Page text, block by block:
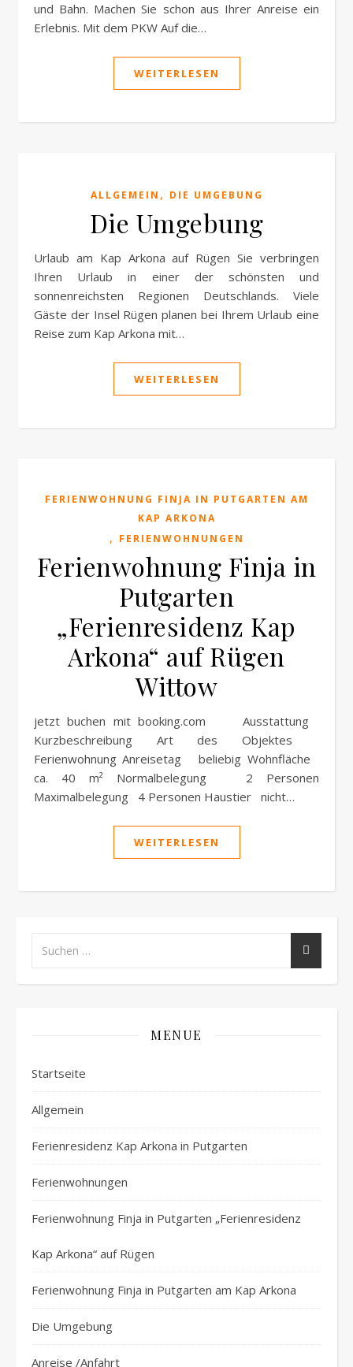
und Bahn. Machen Sie schon aus Ihrer Anreise ein
Erlebnis. Mit dem PKW Auf die…
WEITERLESEN
ALLGEMEIN , DIE UMGEBUNG
Die Umgebung
Urlaub am Kap Arkona auf Rügen Sie verbringen
Ihren Urlaub in einer der schönsten und
sonnenreichsten Regionen Deutschlands. Viele
Gäste der Insel Rügen planen bei Ihrem Urlaub eine
Reise zum Kap Arkona mit…
WEITERLESEN
FERIENWOHNUNG FINJA IN PUTGARTEN AM
KAP ARKONA
, FERIENWOHNUNGEN
Ferienwohnung Finja in
Putgarten
„Ferienresidenz Kap
Arkona“ auf Rügen
Wittow
jetzt buchen mit booking.com Ausstattung
Kurzbeschreibung Art des Objektes
Ferienwohnung Anreisetag beliebig Wohnfläche
ca. 40 m² Normalbelegung 2 Personen
Maximalbelegung 4 Personen Haustier nicht…
WEITERLESEN
MENUE
Startseite
Allgemein
Ferienresidenz Kap Arkona in Putgarten
Ferienwohnungen
Ferienwohnung Finja in Putgarten „Ferienresidenz
Kap Arkona“ auf Rügen
Ferienwohnung Finja in Putgarten am Kap Arkona
Die Umgebung
Anreise /Anfahrt